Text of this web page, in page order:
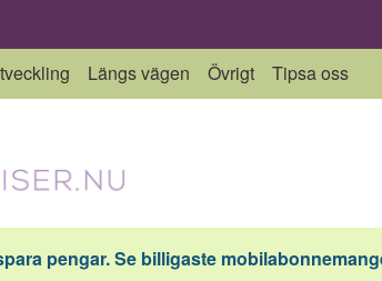
Längs vägen Övrigt Tipsa oss
pengar. Se billigaste